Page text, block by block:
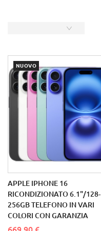
NUOVO
APPLE IPHONE 16
RICONDIZIONATO 6.1"/128-
256GB TELEFONO IN VARI
COLORI CON GARANZIA